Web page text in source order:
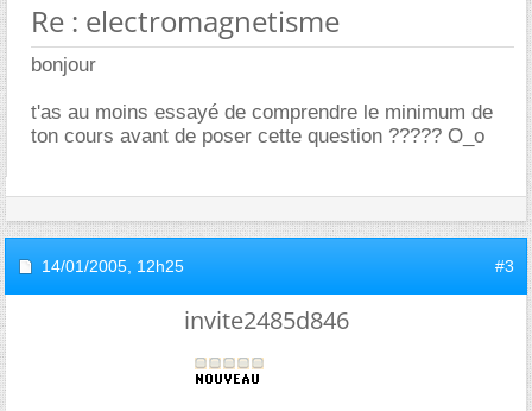
Re : electromagnetisme
bonjour
t'as au moins essayé de comprendre le minimum de
ton cours avant de poser cette question ????? O_o
14/01/2005, 12h25 #3
invite2485d846